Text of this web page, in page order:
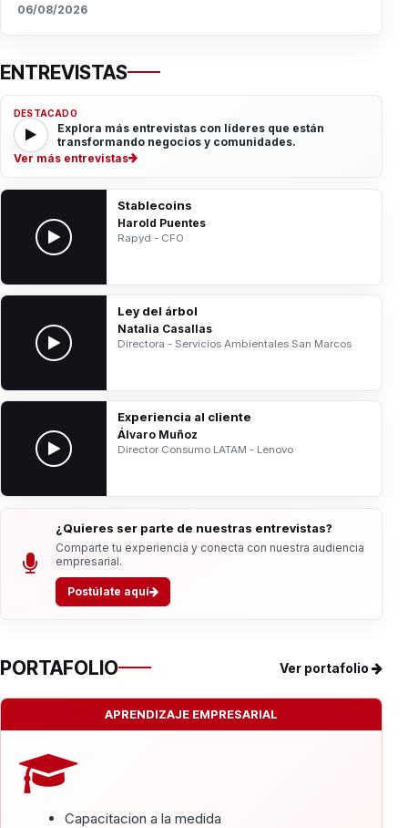
06/08/2026
ENTREVISTAS
DESTACADO
Explora más entrevistas con líderes que están
transformando negocios y comunidades.
Ver más entrevistas
Stablecoins
Harold Puentes
Rapyd - CFO
Ley del árbol
Natalia Casallas
Directora - Servicios Ambientales San Marcos
Experiencia al cliente
Álvaro Muñoz
Director Consumo LATAM - Lenovo
¿Quieres ser parte de nuestras entrevistas?
Comparte tu experiencia y conecta con nuestra audiencia
empresarial.
Postúlate aquí
PORTAFOLIO Ver portafolio
APRENDIZAJE EMPRESARIAL
Capacitacion a la medida